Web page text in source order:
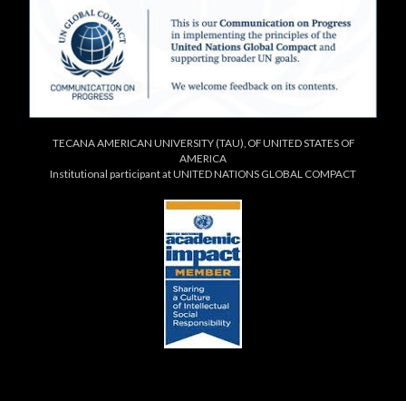
TECANA AMERICAN UNIVERSITY (TAU), OF UNITED STATES OF
AMERICA
Institutional participant at UNITED NATIONS GLOBAL COMPACT